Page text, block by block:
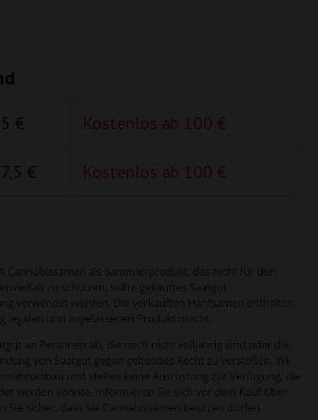
5 € Kostenlos ab 100 €
7,5 € Kostenlos ab 100 €